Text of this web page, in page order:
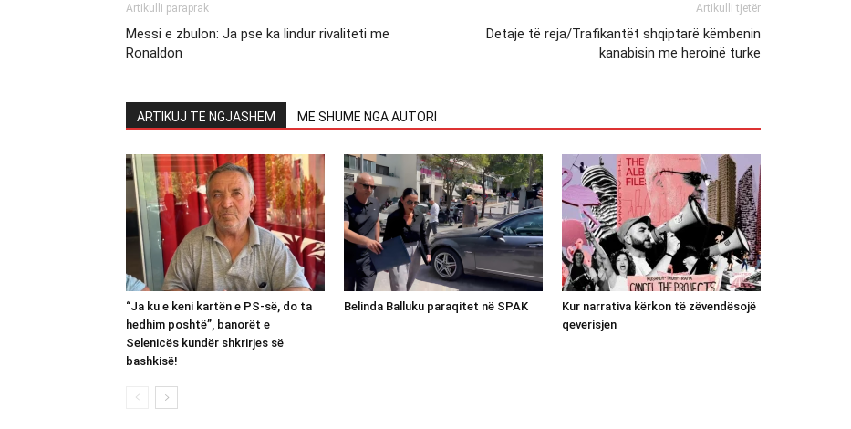
Artikulli paraprak
Messi e zbulon: Ja pse ka lindur rivaliteti me
Ronaldon
Artikulli tjetër
Detaje të reja/Trafikantët shqiptarë këmbenin
kanabisin me heroinë turke
ARTIKUJ TË NGJASHËM MË SHUMË NGA AUTORI
“Ja ku e keni kartën e PS-së, do ta
hedhim poshtë”, banorët e
Selenicës kundër shkrirjes së
bashkisë!
Belinda Balluku paraqitet në SPAK
Kur narrativa kërkon të zëvendësojë
qeverisjen